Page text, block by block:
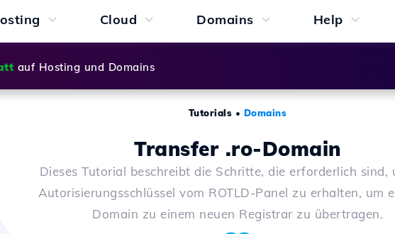
Cloud Domains Help
auf Hosting und Domains
Tutorials • Domains
Transfer .ro-Domain
Dieses Tutorial beschreibt die Schritte, die erforderlich sind,
Autorisierungsschlüssel vom ROTLD-Panel zu erhalten, um
Domain zu einem neuen Registrar zu übertragen.